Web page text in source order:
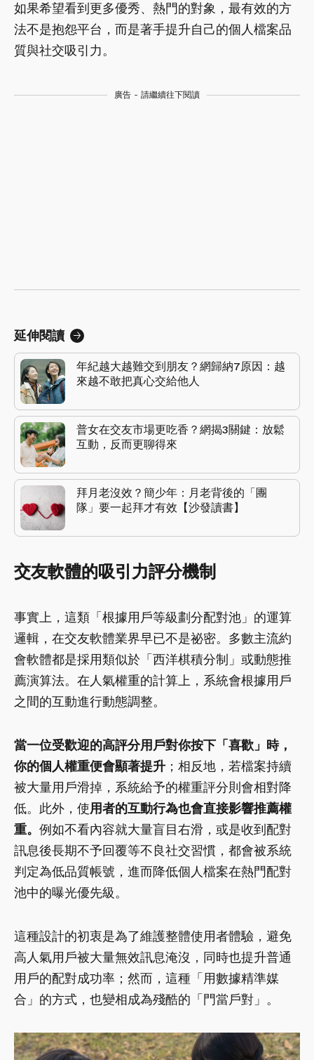
如果希望看到更多優秀、熱門的對象，最有效的方
法不是抱怨平台，而是著手提升自己的個人檔案品
質與社交吸引力。
廣告 - 請繼續往下閱讀
延伸閱讀
年紀越大越難交到朋友？網歸納7原因：越
來越不敢把真心交給他人
普女在交友市場更吃香？網揭3關鍵：放鬆
互動，反而更聊得來
拜月老沒效？簡少年：月老背後的「團
隊」要一起拜才有效【沙發讀書】
交友軟體的吸引力評分機制
事實上，這類「根據用戶等級劃分配對池」的運算
邏輯，在交友軟體業界早已不是祕密。多數主流約
會軟體都是採用類似於「西洋棋積分制」或動態推
薦演算法。在人氣權重的計算上，系統會根據用戶
之間的互動進行動態調整。
當一位受歡迎的高評分用戶對你按下「喜歡」時，
你的個人權重便會顯著提升 ；相反地，若檔案持續
被大量用戶滑掉，系統給予的權重評分則會相對降
低。此外，使用者的互動行為也會直接影響推薦權
重。 例如不看內容就大量盲目右滑，或是收到配對
訊息後長期不予回覆等不良社交習慣，都會被系統
判定為低品質帳號，進而降低個人檔案在熱門配對
池中的曝光優先級。
這種設計的初衷是為了維護整體使用者體驗，避免
高人氣用戶被大量無效訊息淹沒，同時也提升普通
用戶的配對成功率；然而，這種「用數據精準媒
合」的方式，也變相成為殘酷的「門當戶對」。